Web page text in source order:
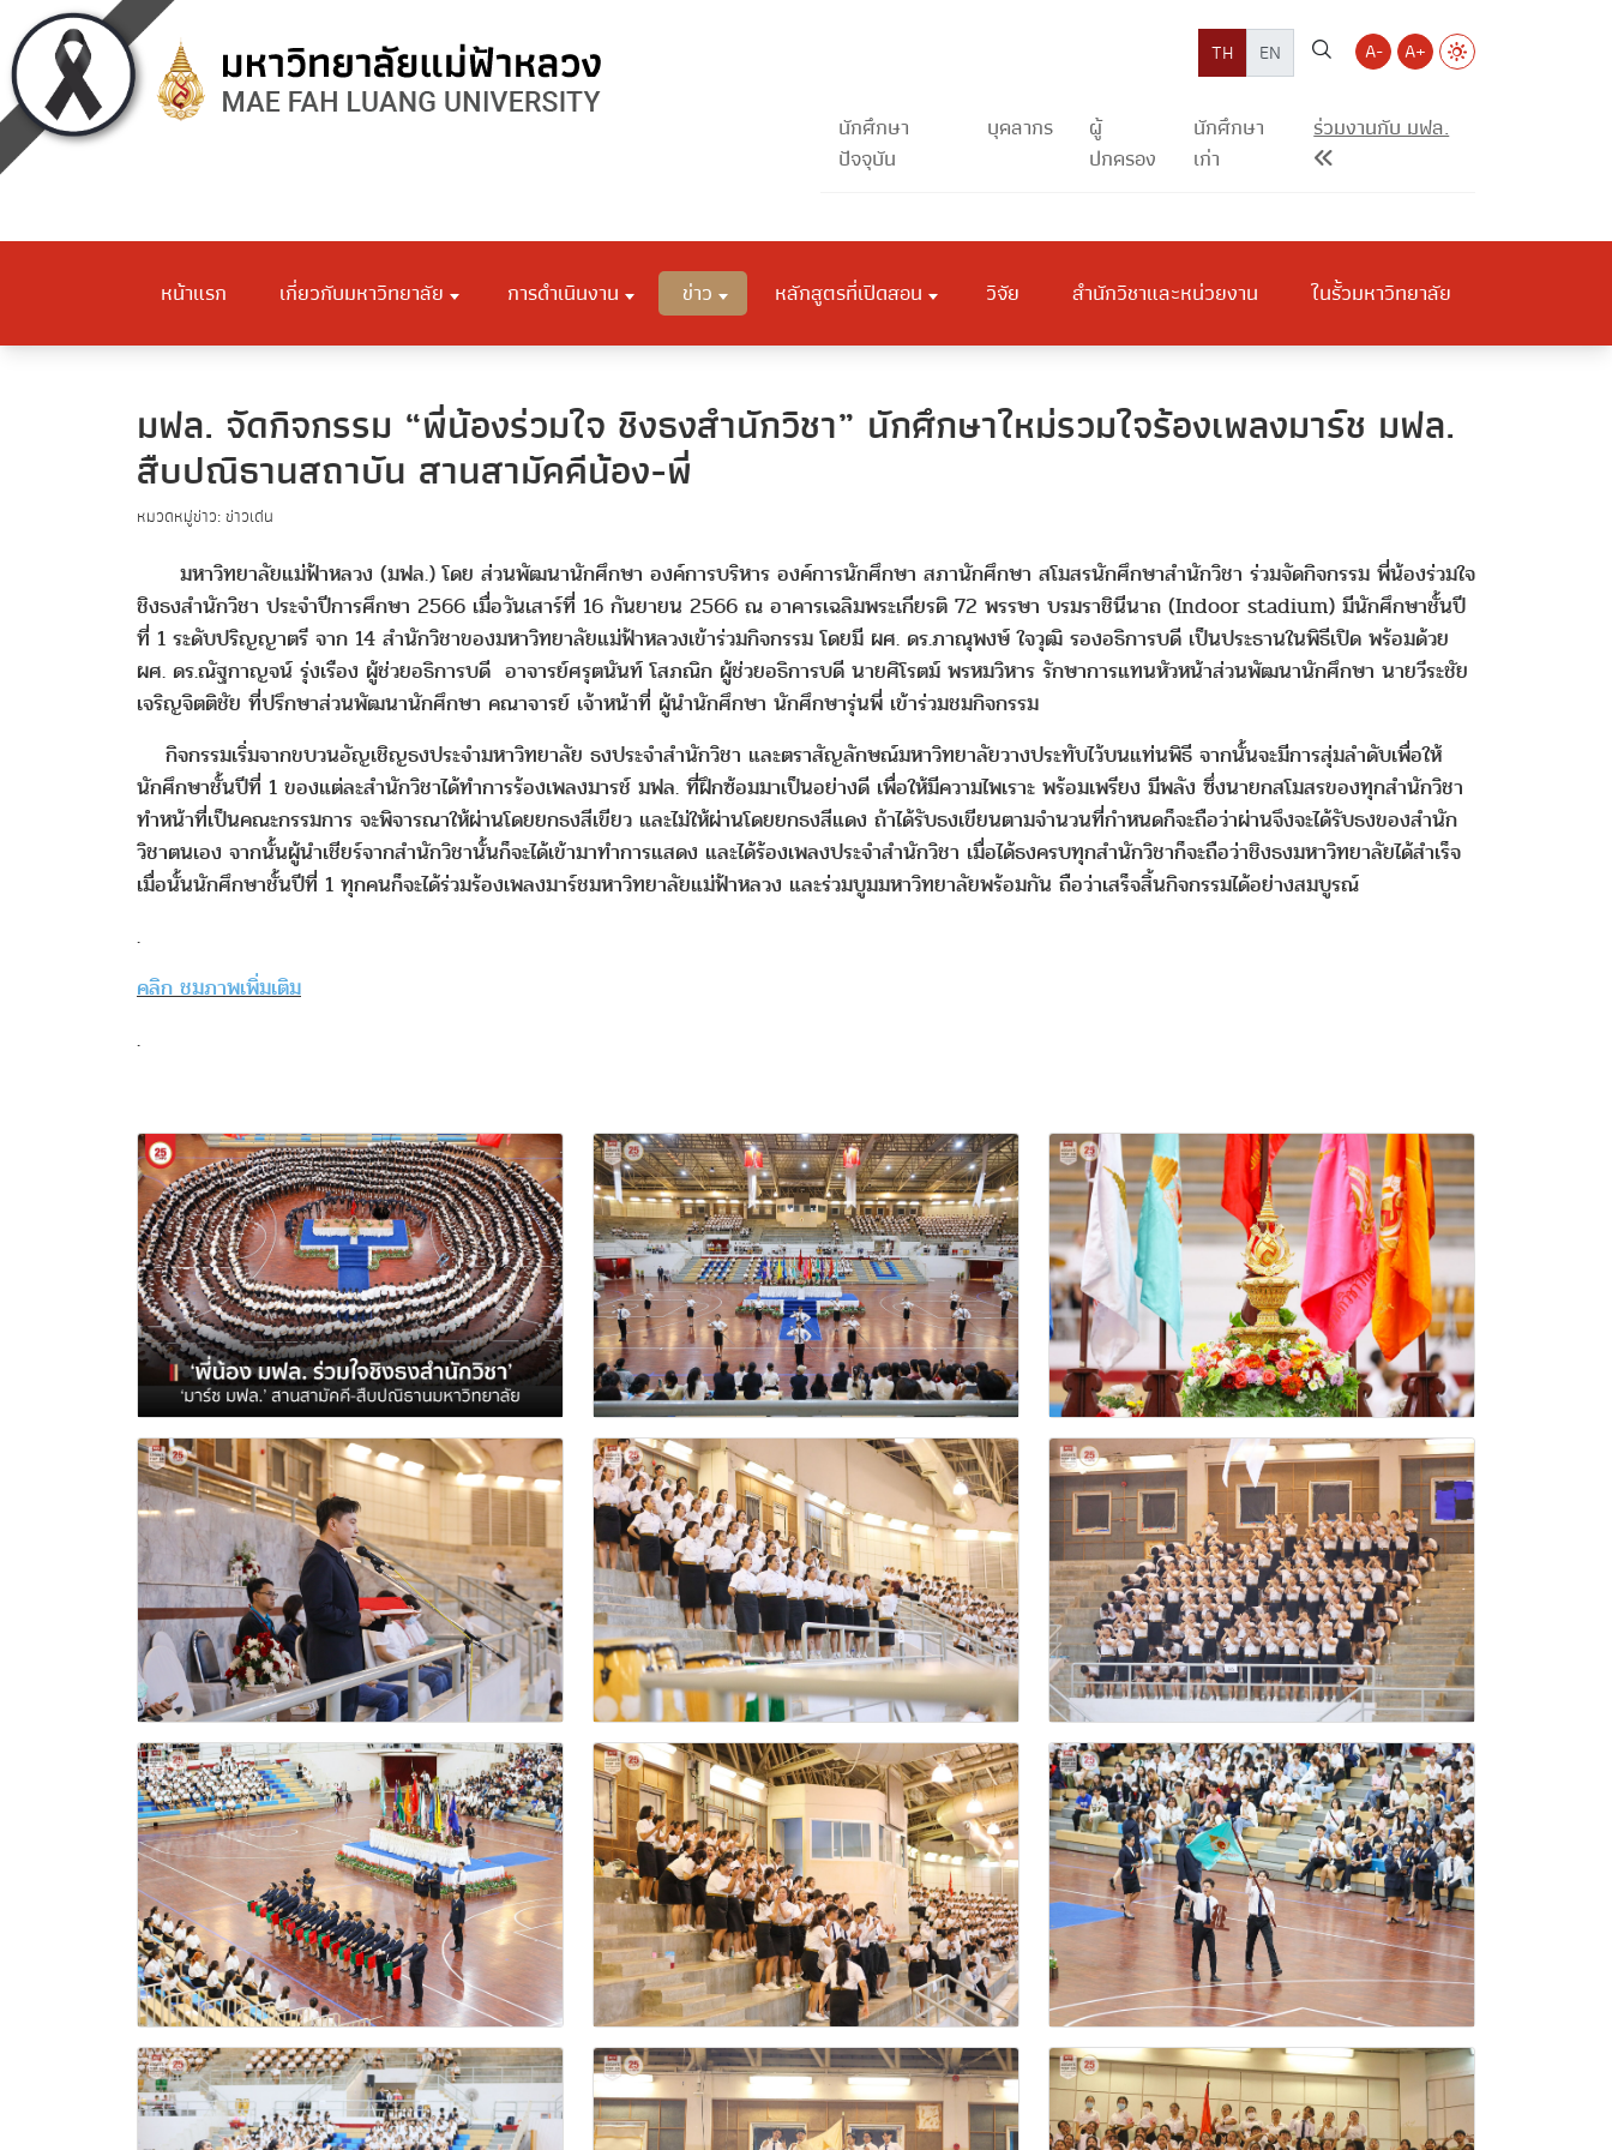
TH EN A- A+
นักศึกษา
ปัจจุบัน
บุคลากร
ผู้
ปกครอง
นักศึกษา
เก่า
ร่วมงานกับ มฟล.
หน้าแรก เกี่ยวกับมหาวิทยาลัย การดำเนินงาน ข่าว หลักสูตรที่เปิดสอน วิจัย สำนักวิชาและหน่วยงาน ในรั้วมหาวิทยาลัย
มฟล. จัดกิจกรรม “พี่น้องร่วมใจ ชิงธงสำนักวิชา” นักศึกษาใหม่รวมใจร้องเพลงมาร์ช มฟล.
สืบปณิธานสถาบัน สานสามัคคีน้อง-พี่
หมวดหมู่ข่าว: ข่าวเด่น
มหาวิทยาลัยแม่ฟ้าหลวง (มฟล.) โดย ส่วนพัฒนานักศึกษา องค์การบริหาร องค์การนักศึกษา สภานักศึกษา สโมสรนักศึกษาสำนักวิชา ร่วมจัดกิจกรรม พี่น้องร่วมใจ
ชิงธงสำนักวิชา ประจำปีการศึกษา 2566 เมื่อวันเสาร์ที่ 16 กันยายน 2566 ณ อาคารเฉลิมพระเกียรติ 72 พรรษา บรมราชินีนาถ (Indoor stadium) มีนักศึกษาชั้นปี
ที่ 1 ระดับปริญญาตรี จาก 14 สำนักวิชาของมหาวิทยาลัยแม่ฟ้าหลวงเข้าร่วมกิจกรรม โดยมี ผศ. ดร.ภาณุพงษ์ ใจวุฒิ รองอธิการบดี เป็นประธานในพิธีเปิด พร้อมด้วย
ผศ. ดร.ณัฐกาญจน์ รุ่งเรือง ผู้ช่วยอธิการบดี อาจารย์ศรุตนันท์ โสภณิก ผู้ช่วยอธิการบดี นายศิโรตม์ พรหมวิหาร รักษาการแทนหัวหน้าส่วนพัฒนานักศึกษา นายวีระชัย
เจริญจิตติชัย ที่ปรึกษาส่วนพัฒนานักศึกษา คณาจารย์ เจ้าหน้าที่ ผู้นำนักศึกษา นักศึกษารุ่นพี่ เข้าร่วมชมกิจกรรม
กิจกรรมเริ่มจากขบวนอัญเชิญธงประจำมหาวิทยาลัย ธงประจำสำนักวิชา และตราสัญลักษณ์มหาวิทยาลัยวางประทับไว้บนแท่นพิธี จากนั้นจะมีการสุ่มลำดับเพื่อให้
นักศึกษาชั้นปีที่ 1 ของแต่ละสำนักวิชาได้ทำการร้องเพลงมารช์ มฟล. ที่ฝึกซ้อมมาเป็นอย่างดี เพื่อให้มีความไพเราะ พร้อมเพรียง มีพลัง ซึ่งนายกสโมสรของทุกสำนักวิชา
ทำหน้าที่เป็นคณะกรรมการ จะพิจารณาให้ผ่านโดยยกธงสีเขียว และไม่ให้ผ่านโดยยกธงสีแดง ถ้าได้รับธงเขียนตามจำนวนที่กำหนดก็จะถือว่าผ่านจึงจะได้รับธงของสำนัก
วิชาตนเอง จากนั้นผู้นำเชียร์จากสำนักวิชานั้นก็จะได้เข้ามาทำการแสดง และได้ร้องเพลงประจำสำนักวิชา เมื่อได้ธงครบทุกสำนักวิชาก็จะถือว่าชิงธงมหาวิทยาลัยได้สำเร็จ
เมื่อนั้นนักศึกษาชั้นปีที่ 1 ทุกคนก็จะได้ร่วมร้องเพลงมาร์ชมหาวิทยาลัยแม่ฟ้าหลวง และร่วมบูมมหาวิทยาลัยพร้อมกัน ถือว่าเสร็จสิ้นกิจกรรมได้อย่างสมบูรณ์
.
คลิก ชมภาพเพิ่มเติม
.